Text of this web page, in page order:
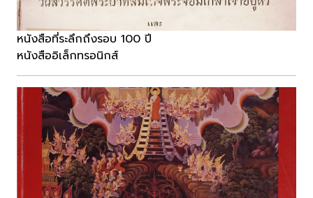
หนังสือที่ระลึกถึงรอบ 100 ปี
หนังสืออิเล็กทรอนิกส์